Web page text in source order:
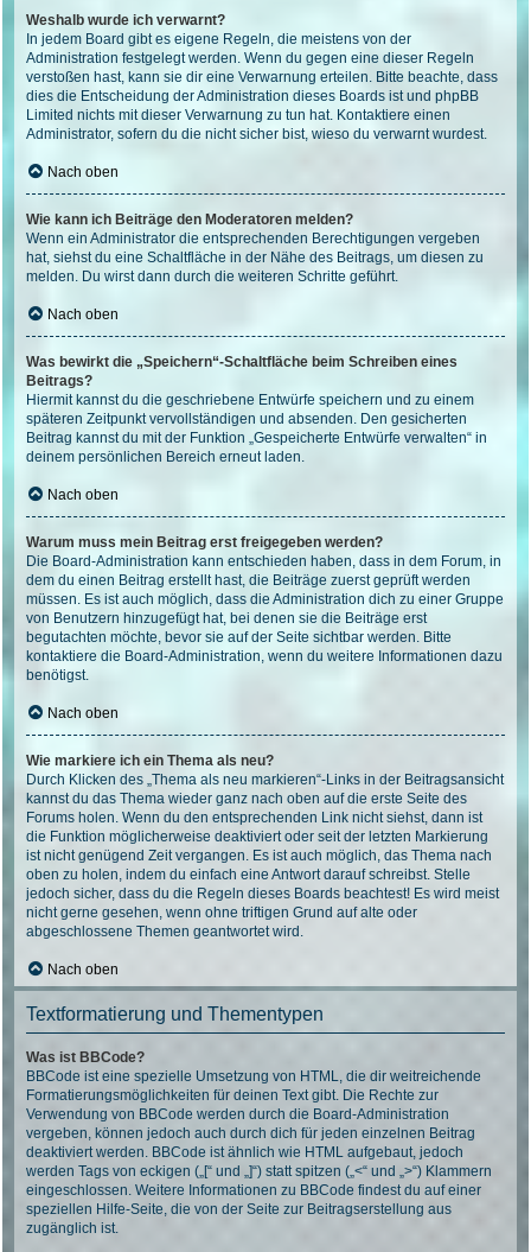
Weshalb wurde ich verwarnt?
In jedem Board gibt es eigene Regeln, die meistens von der
Administration festgelegt werden. Wenn du gegen eine dieser Regeln
verstoßen hast, kann sie dir eine Verwarnung erteilen. Bitte beachte, dass
dies die Entscheidung der Administration dieses Boards ist und phpBB
Limited nichts mit dieser Verwarnung zu tun hat. Kontaktiere einen
Administrator, sofern du die nicht sicher bist, wieso du verwarnt wurdest.
Nach oben
Wie kann ich Beiträge den Moderatoren melden?
Wenn ein Administrator die entsprechenden Berechtigungen vergeben
hat, siehst du eine Schaltfläche in der Nähe des Beitrags, um diesen zu
melden. Du wirst dann durch die weiteren Schritte geführt.
Nach oben
Was bewirkt die „Speichern“-Schaltfläche beim Schreiben eines
Beitrags?
Hiermit kannst du die geschriebene Entwürfe speichern und zu einem
späteren Zeitpunkt vervollständigen und absenden. Den gesicherten
Beitrag kannst du mit der Funktion „Gespeicherte Entwürfe verwalten“ in
deinem persönlichen Bereich erneut laden.
Nach oben
Warum muss mein Beitrag erst freigegeben werden?
Die Board-Administration kann entschieden haben, dass in dem Forum, in
dem du einen Beitrag erstellt hast, die Beiträge zuerst geprüft werden
müssen. Es ist auch möglich, dass die Administration dich zu einer Gruppe
von Benutzern hinzugefügt hat, bei denen sie die Beiträge erst
begutachten möchte, bevor sie auf der Seite sichtbar werden. Bitte
kontaktiere die Board-Administration, wenn du weitere Informationen dazu
benötigst.
Nach oben
Wie markiere ich ein Thema als neu?
Durch Klicken des „Thema als neu markieren“-Links in der Beitragsansicht
kannst du das Thema wieder ganz nach oben auf die erste Seite des
Forums holen. Wenn du den entsprechenden Link nicht siehst, dann ist
die Funktion möglicherweise deaktiviert oder seit der letzten Markierung
ist nicht genügend Zeit vergangen. Es ist auch möglich, das Thema nach
oben zu holen, indem du einfach eine Antwort darauf schreibst. Stelle
jedoch sicher, dass du die Regeln dieses Boards beachtest! Es wird meist
nicht gerne gesehen, wenn ohne triftigen Grund auf alte oder
abgeschlossene Themen geantwortet wird.
Nach oben
Textformatierung und Thementypen
Was ist BBCode?
BBCode ist eine spezielle Umsetzung von HTML, die dir weitreichende
Formatierungsmöglichkeiten für deinen Text gibt. Die Rechte zur
Verwendung von BBCode werden durch die Board-Administration
vergeben, können jedoch auch durch dich für jeden einzelnen Beitrag
deaktiviert werden. BBCode ist ähnlich wie HTML aufgebaut, jedoch
werden Tags von eckigen („[“ und „]“) statt spitzen („<“ und „>“) Klammern
eingeschlossen. Weitere Informationen zu BBCode findest du auf einer
speziellen Hilfe-Seite, die von der Seite zur Beitragserstellung aus
zugänglich ist.